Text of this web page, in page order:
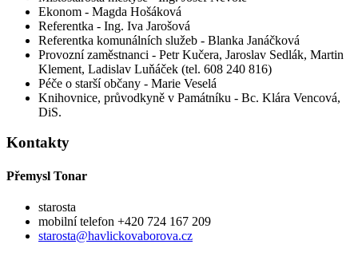
Ekonom - Magda Hošáková
Referentka - Ing. Iva Jarošová
Referentka komunálních služeb - Blanka Janáčková
Provozní zaměstnanci - Petr Kučera, Jaroslav Sedlák, Martin
Klement, Ladislav Luňáček (tel. 608 240 816)
Péče o starší občany - Marie Veselá
Knihovnice, průvodkyně v Památníku - Bc. Klára Vencová,
DiS.
Kontakty
Přemysl Tonar
starosta
mobilní telefon +420 724 167 209
starosta@havlickovaborova.cz